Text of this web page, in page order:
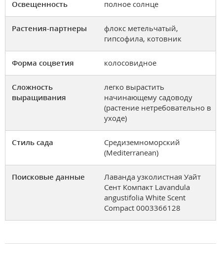
Освещенность полное солнце
Растения-партнеры
флокс метельчатый,
гипсофила, котовник
Форма соцветия колосовидное
Сложность
выращивания
легко вырастить
начинающему садоводу
(растение нетребовательно в
уходе)
Стиль сада
Средиземноморский
(Mediterranean)
Поисковые данные
Лаванда узколистная Уайт
Сент Компакт Lavandula
angustifolia White Scent
Compact 0003366128